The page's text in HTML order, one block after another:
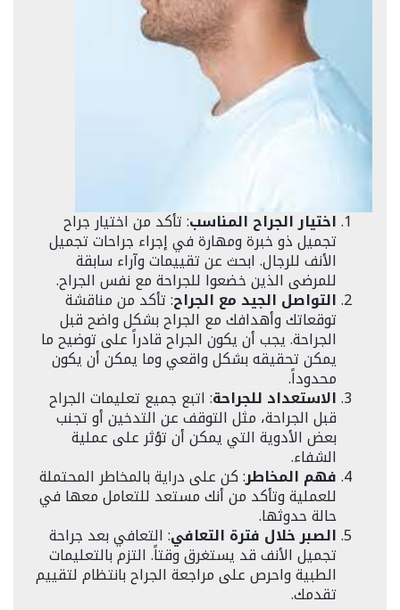
اختيار الجراح المناسب: تأكد من اختيار جراح
تجميل ذو خبرة ومهارة في إجراء جراحات تجميل
الأنف للرجال. ابحث عن تقييمات وآراء سابقة
للمرضى الذين خضعوا للجراحة مع نفس الجراح.
التواصل الجيد مع الجراح: تأكد من مناقشة
توقعاتك وأهدافك مع الجراح بشكل واضح قبل
الجراحة. يجب أن يكون الجراح قادراً على توضيح ما
يمكن تحقيقه بشكل واقعي وما يمكن أن يكون
محدوداً.
الاستعداد للجراحة: اتبع جميع تعليمات الجراح
قبل الجراحة، مثل التوقف عن التدخين أو تجنب
بعض الأدوية التي يمكن أن تؤثر على عملية
الشفاء.
فهم المخاطر: كن على دراية بالمخاطر المحتملة
للعملية وتأكد من أنك مستعد للتعامل معها في
حالة حدوثها.
الصبر خلال فترة التعافي: التعافي بعد جراحة
تجميل الأنف قد يستغرق وقتاً. التزم بالتعليمات
الطبية واحرص على مراجعة الجراح بانتظام لتقييم
تقدمك.